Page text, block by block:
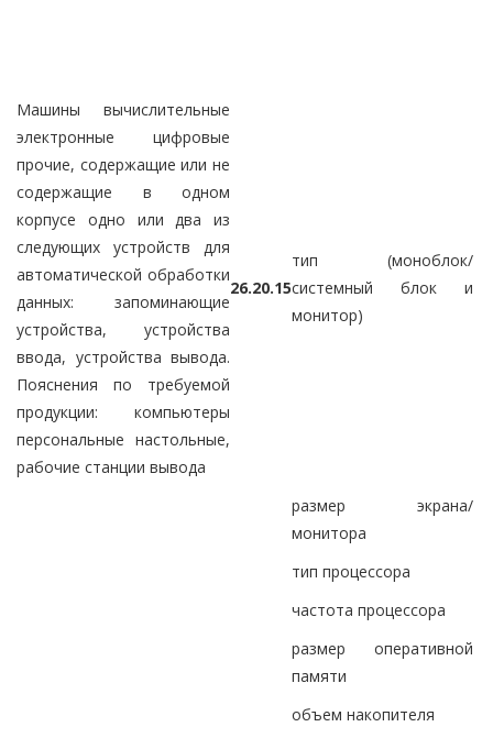
Машины вычислительные
электронные цифровые
прочие, содержащие или не
содержащие в одном
корпусе одно или два из
следующих устройств для
автоматической обработки
данных: запоминающие
устройства, устройства
ввода, устройства вывода.
Пояснения по требуемой
продукции: компьютеры
персональные настольные,
рабочие станции вывода
26.20.15
тип (моноблок/
системный блок и
монитор)
размер экрана/
монитора
тип процессора
частота процессора
размер оперативной
памяти
объем накопителя